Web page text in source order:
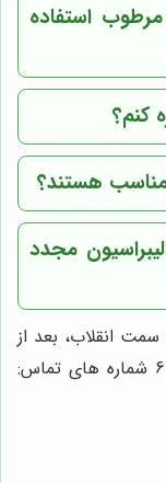
استفاده
کنم؟
مناسب هستند؟
مجدد
سمت انقلاب، بعد از
دکتر هوشیار ، پلاک 472 ، طبقه 2 ، واحد 6 شماره های تماس: